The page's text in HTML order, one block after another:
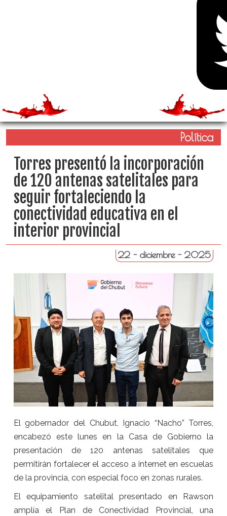
Política
Torres presentó la incorporación
de 120 antenas satelitales para
seguir fortaleciendo la
conectividad educativa en el
interior provincial
22 - diciembre - 2025
El gobernador del Chubut, Ignacio “Nacho” Torres,
encabezó este lunes en la Casa de Gobierno la
presentación de 120 antenas satelitales que
permitirán fortalecer el acceso a internet en escuelas
de la provincia, con especial foco en zonas rurales.
El equipamiento satelital presentado en Rawson
amplía el Plan de Conectividad Provincial, una